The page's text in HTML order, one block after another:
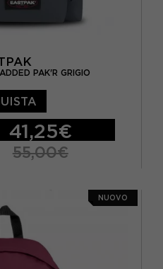
PAK'R GRIGIO
41,25€
55,00€
NUOVO